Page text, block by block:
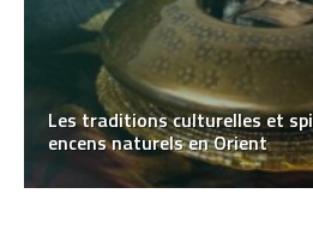
Les traditions culturelles et
encens naturels en Orient